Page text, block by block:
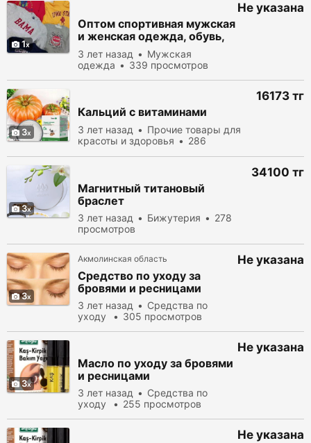
1
Оптом спортивная мужская
и женская одежда, обувь,
рюкзаки секонд хенд
3 лет назад
Мужская
одежда
339 просмотров
Не указана
3
Кальций с витаминами
3 лет назад
Прочие товары для
красоты и здоровья
286
16173 тг
3
Магнитный титановый
браслет
3 лет назад Бижутерия
278
просмотров
34100 тг
3
Акмолинская область
Средство по уходу за
бровями и ресницами
3 лет назад
Средства по
уходу
305 просмотров
Не указана
3
Масло по уходу за бровями
и ресницами
3 лет назад
Средства по
уходу
255 просмотров
Не указана
Не указана